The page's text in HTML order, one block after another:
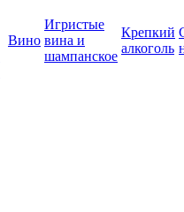
Вино
Игристые
вина и
шампанское
Крепкий
алкоголь